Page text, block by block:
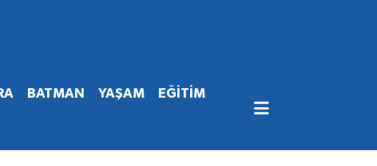
BATMAN YAŞAM EĞİTİM